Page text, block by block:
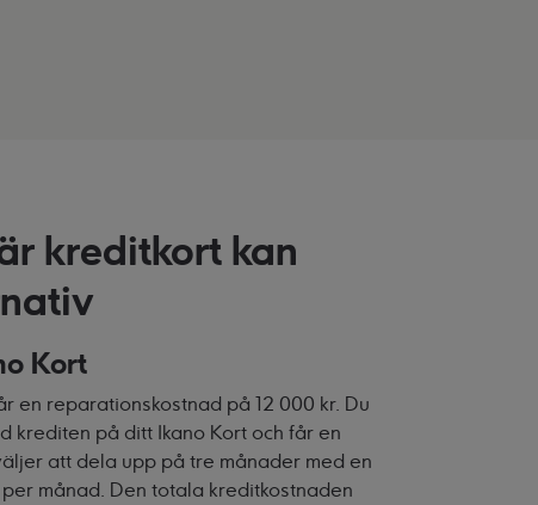
kreditkort kan
Kort
en reparationskostnad på 12 000 kr. Du
krediten på ditt Ikano Kort och får en
att dela upp på tre månader med en
månad. Den totala kreditkostnaden